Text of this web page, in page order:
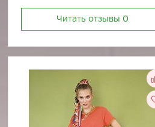
Читать отзывы 0